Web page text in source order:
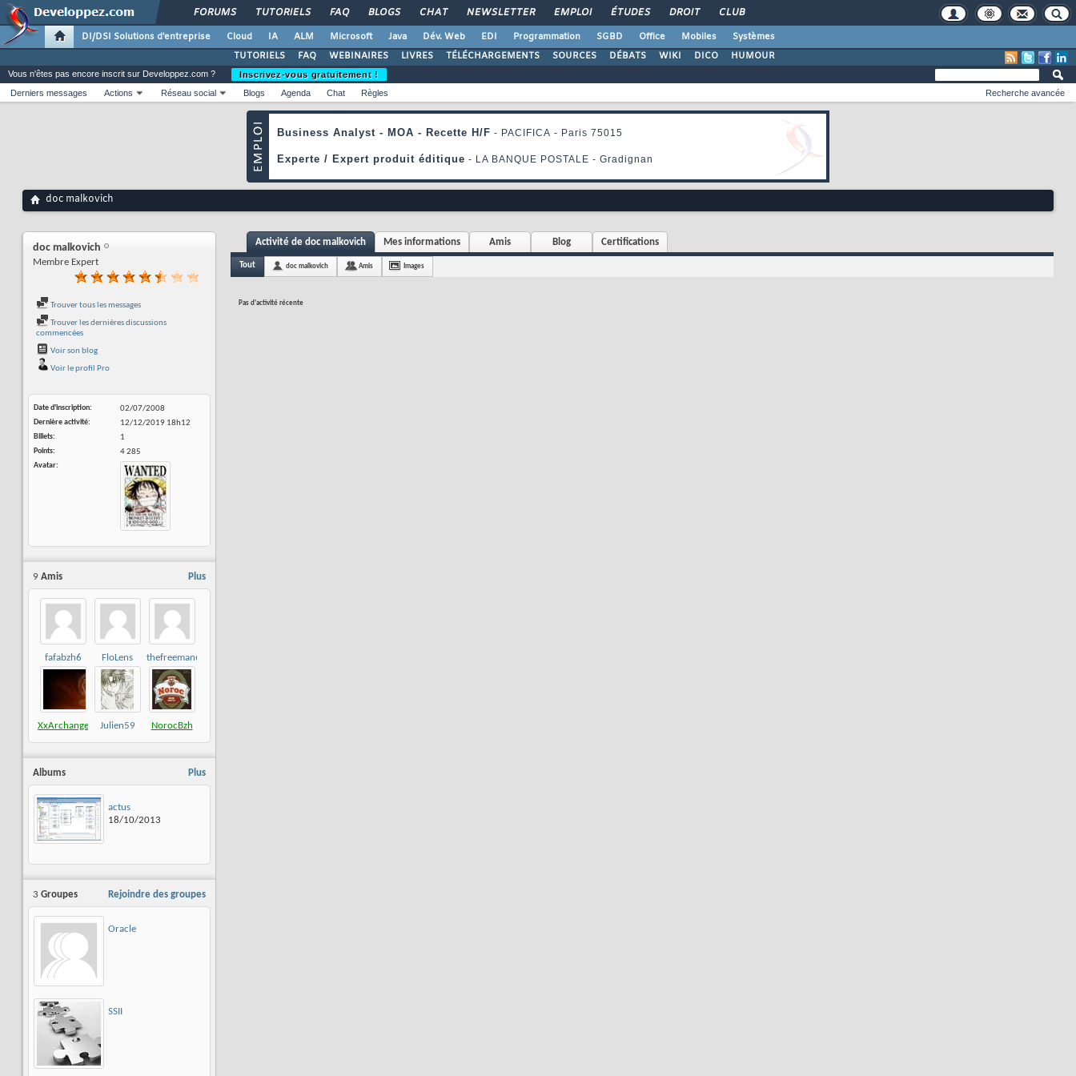
FORUMS TUTORIELS FAQ BLOGS CHAT NEWSLETTER EMPLOI ÉTUDES DROIT CLUB
DI/DSI Solutions d'entreprise Cloud IA ALM Microsoft Java Dév. Web EDI Programmation SGBD Office Mobiles
Systèmes
TUTORIELS
FAQ WEBINAIRES LIVRES TÉLÉCHARGEMENTS SOURCES DÉBATS WIKI DICO HUMOUR
Vous n'êtes pas encore inscrit sur Developpez.com ?
Inscrivez-vous gratuitement !
Derniers messages
Actions Réseau social Blogs Agenda Chat Règles Recherche avancée
doc malkovich
doc malkovich
Membre Expert
Trouver tous les messages
Trouver les dernières discussions
commencées
Voir son blog
Voir le profil Pro
Date d'inscription
02/07/2008
Dernière activité
12/12/2019 18h12
Billets
1
Points
4 285
Avatar
Plus
9 Amis
fafabzh6 FloLens thefreeman62
XxArchangexX Julien59 NorocBzh
Plus
Albums
actus
18/10/2013
Rejoindre des groupes
3 Groupes
Oracle
SSII
Activité de doc malkovich Mes informations Amis Blog Certifications
Tout doc malkovich Amis Images
Pas d'activité récente